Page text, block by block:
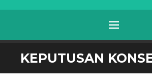
Menu
SKIP
TO
KEPUTUSAN